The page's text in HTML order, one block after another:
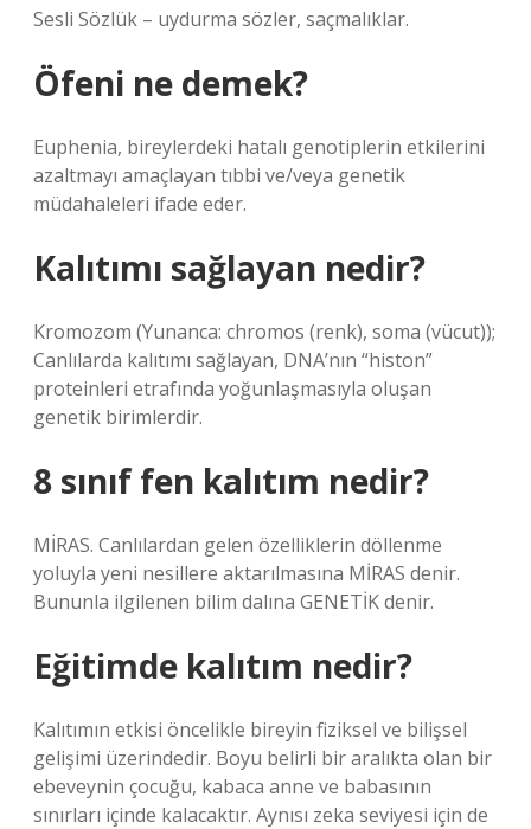
Sesli Sözlük – uydurma sözler, saçmalıklar.
Öfeni ne demek?
Euphenia, bireylerdeki hatalı genotiplerin etkilerini
azaltmayı amaçlayan tıbbi ve/veya genetik
müdahaleleri ifade eder.
Kalıtımı sağlayan nedir?
Kromozom (Yunanca: chromos (renk), soma (vücut));
Canlılarda kalıtımı sağlayan, DNA’nın “histon”
proteinleri etrafında yoğunlaşmasıyla oluşan
genetik birimlerdir.
8 sınıf fen kalıtım nedir?
MİRAS. Canlılardan gelen özelliklerin döllenme
yoluyla yeni nesillere aktarılmasına MİRAS denir.
Bununla ilgilenen bilim dalına GENETİK denir.
Eğitimde kalıtım nedir?
Kalıtımın etkisi öncelikle bireyin fiziksel ve bilişsel
gelişimi üzerindedir. Boyu belirli bir aralıkta olan bir
ebeveynin çocuğu, kabaca anne ve babasının
sınırları içinde kalacaktır. Aynısı zeka seviyesi için de